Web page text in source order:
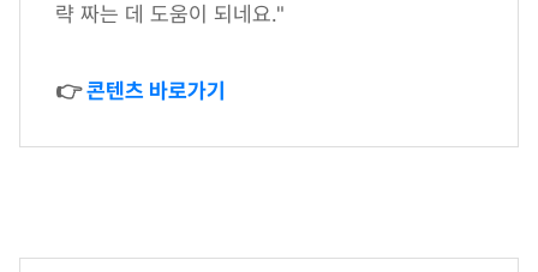
략 짜는 데 도움이 되네요."
👉콘텐츠 바로가기